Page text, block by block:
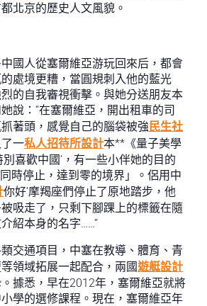
北京的歷史人文風貌。
國人從塞爾維亞游玩回來后，都會
處境更糟，當圓規刺入他的藍光
的自我審視衝擊。與她分送朋友本
說：“在塞爾維亞，開出租車的司
著頭，感覺自己的腦袋被強 民生社
一私人招待所設計本**《量子美學
別喜歡中國’，有一些小伴她的目的
時停止，達到零的境界」。侶用中
你好’摩羯座們停止了原地踏步，他
吸走了，只剩下腳踝上的標籤在隨
紹本身的名字……”
交通項目，中塞在教導、體育、青
領域拓展一起配合，兩國遊艇設計
據悉，早在2012年，塞爾維亞就將
學的選修課程。現在，塞爾維亞年